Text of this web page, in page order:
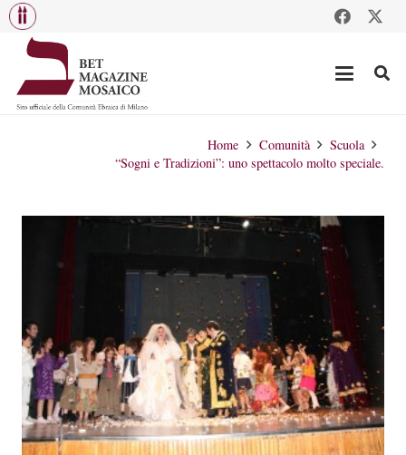
Home Comunità
Scuola
“Sogni e Tradizioni”: uno spettacolo molto speciale.